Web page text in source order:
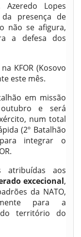
Lopes
presença de
não se afigura,
a defesa dos
KFOR (Kosovo
este mês.
em missão
e será
num total
(2º Batalhão
integrar o
atribuídas aos
excecional,
da NATO,
para a
território do